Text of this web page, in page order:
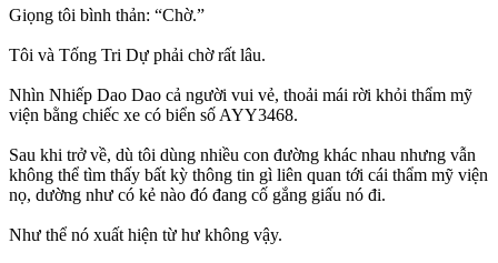
Giọng tôi bình thản: “Chờ.”
Tôi và Tống Tri Dự phải chờ rất lâu.
Nhìn Nhiếp Dao Dao cả người vui vẻ, thoải mái rời khỏi thẩm mỹ
viện bằng chiếc xe có biển số AYY3468.
Sau khi trở về, dù tôi dùng nhiều con đường khác nhau nhưng vẫn
không thể tìm thấy bất kỳ thông tin gì liên quan tới cái thẩm mỹ viện
nọ, dường như có kẻ nào đó đang cố gắng giấu nó đi.
Như thể nó xuất hiện từ hư không vậy.